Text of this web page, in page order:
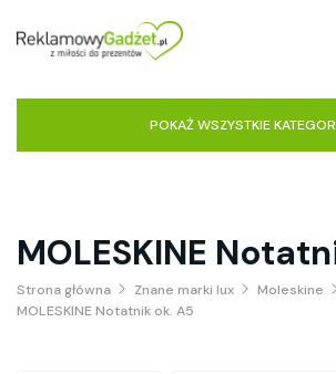
POKAŻ WSZYSTKIE
MOLESKINE
Strona główna Znane marki lux
Moleskine
MOLESKINE Notatnik ok. A5